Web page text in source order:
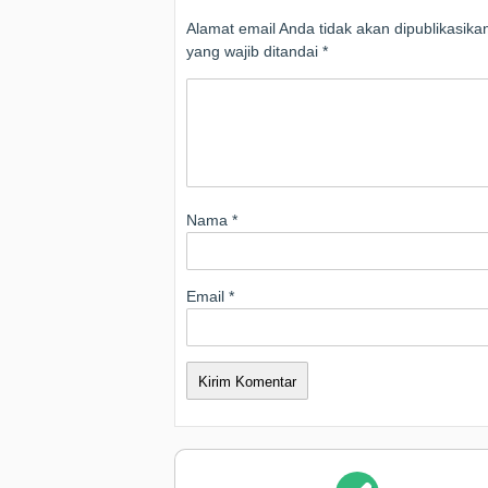
Alamat email Anda tidak akan
yang wajib ditandai *
Nama *
Email *